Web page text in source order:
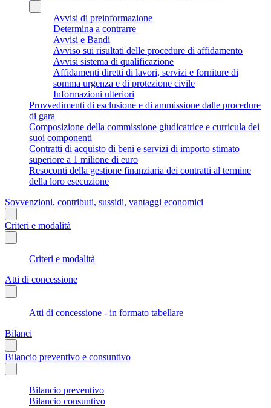
Avvisi di preinformazione
Determina a contrarre
Avvisi e Bandi
Avviso sui risultati delle procedure di affidamento
Avvisi sistema di qualificazione
Affidamenti diretti di lavori, servizi e forniture di
somma urgenza e di protezione civile
Informazioni ulteriori
Provvedimenti di esclusione e di ammissione dalle procedure
di gara
Composizione della commissione giudicatrice e curricula dei
suoi componenti
Contratti di acquisto di beni e servizi di importo stimato
superiore a 1 milione di euro
Resoconti della gestione finanziaria dei contratti al termine
della loro esecuzione
Sovvenzioni, contributi, sussidi, vantaggi economici
Criteri e modalità
Criteri e modalità
Atti di concessione
Atti di concessione - in formato tabellare
Bilanci
Bilancio preventivo e consuntivo
Bilancio preventivo
Bilancio consuntivo